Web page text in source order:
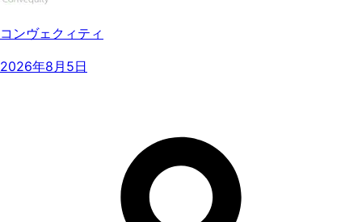
コンヴェクィティ
2026年8月5日